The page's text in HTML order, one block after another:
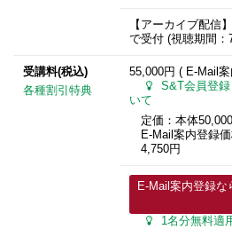
【アーカイブ配信】
で受付 (視聴期間：
受講料(税込)
各種割引特典
55,000円 ( E-Mail
S&T会員登
いて
定価：本体
E-Mail案内登録
4,750円
E-Mail案内登録
1名分無料適